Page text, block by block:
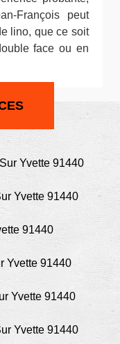
François peut
lino, que ce soit
face ou en
Yvette 91440
Yvette 91440
91440
Yvette 91440
Yvette 91440
Yvette 91440